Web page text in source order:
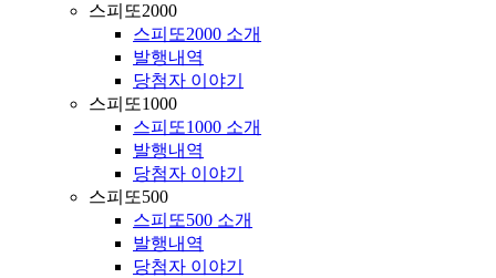
스피또2000
스피또2000 소개
발행내역
당첨자 이야기
스피또1000
스피또1000 소개
발행내역
당첨자 이야기
스피또500
스피또500 소개
발행내역
당첨자 이야기